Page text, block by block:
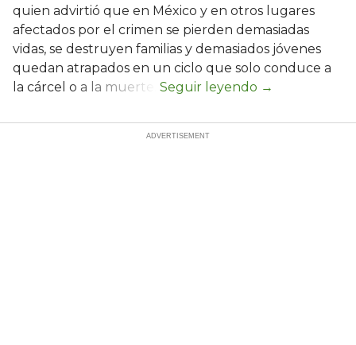
quien advirtió que en México y en otros lugares
afectados por el crimen se pierden demasiadas
vidas, se destruyen familias y demasiados jóvenes
quedan atrapados en un ciclo que solo conduce a
la cárcel o a la muerte.